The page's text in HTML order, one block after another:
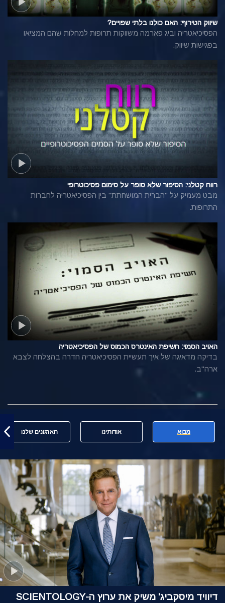
שיווק הטירוף: האם כולנו בלתי שפויים?
הפסיכיאטריה וביג פארמה משווקות תרופות למחלות שהם המציאו
בפגישות שיווק.
רווח קטלני: הסיפור שלא סופר על סימום פסיכוטרופי
מבט מעמיק על "הברית המושחתת" בין הפסיכיאטריה לחברות
התרופות.
האויב הסמוי: חשיפת האינטרס הכמוס של הפסיכיאטריה
בדיקה מדאיגה של איך תעשיית הפסיכיאטריה חדרה בהצלחה לצבא
ארה"ב.
מבוא אודותינו הארגונים שלנו
דיוויד מיסקביג' משיק את ערוץ ה-SCIENTOLOGY